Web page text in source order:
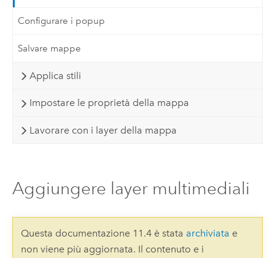
Configurare i popup
Salvare mappe
Applica stili
Impostare le proprietà della mappa
Lavorare con i layer della mappa
Aggiungere layer multimediali
Questa documentazione 11.4 è stata archiviata e
non viene più aggiornata. Il contenuto e i